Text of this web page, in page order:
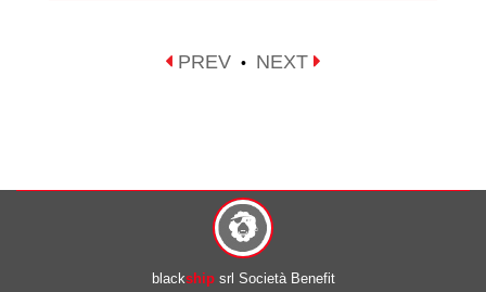
PREV • NEXT
blackshipsrl Società Benefit